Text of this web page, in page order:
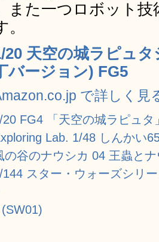
また一つロボット
20 天空の城ラピュ
バージョン) FG5
で詳しく見
20 FG4 「天空の城ラピュ
Lab. 1/48 しんかい
の谷のナウシカ 04 王蟲と
144 スター・ウォーズシリ